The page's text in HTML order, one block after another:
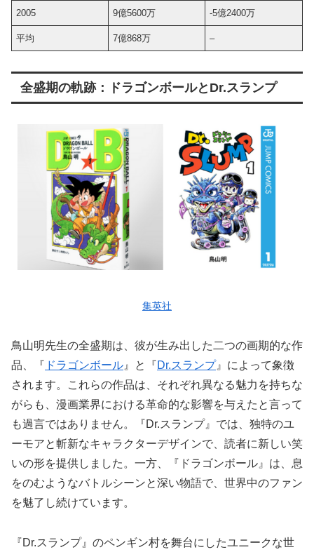
2005 9億5600万 -5億2400万
平均 7億868万 –
全盛期の軌跡：ドラゴンボールとDr.スランプ
集英社
鳥山明先生の全盛期は、彼が生み出した二つの画期的な作
品、『 ドラゴンボール 』と『Dr.スランプ』によって象徴
されます。これらの作品は、それぞれ異なる魅力を持ちな
がらも、漫画業界における革命的な影響を与えたと言って
も過言ではありません。『Dr.スランプ』では、独特のユ
ーモアと斬新なキャラクターデザインで、読者に新しい笑
いの形を提供しました。一方、『ドラゴンボール』は、息
をのむようなバトルシーンと深い物語で、世界中のファン
を魅了し続けています。
『Dr.スランプ』のペンギン村を舞台にしたユニークな世